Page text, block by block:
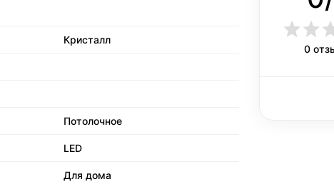
Кристалл
Потолочное
LED
Для дома
0